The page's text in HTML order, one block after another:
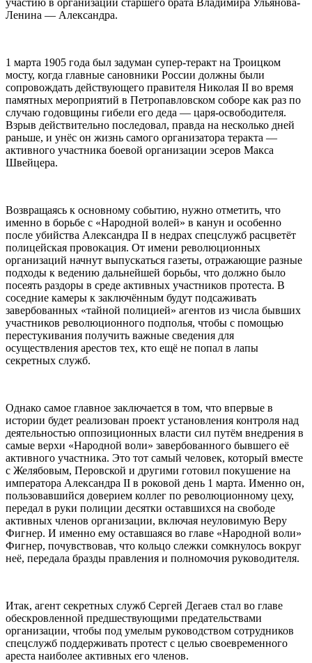
Ленина — Александра.
1 марта 1905 года был задуман супер-теракт на Троицком
мосту, когда главные сановники России должны были
сопровождать действующего правителя Николая II во время
памятных мероприятий в Петропавловском соборе как раз по
случаю годовщины гибели его деда — царя-освободителя.
Взрыв действительно последовал, правда на несколько дней
раньше, и унёс он жизнь самого организатора теракта —
активного участника боевой организации эсеров Макса
Швейцера.
Возвращаясь к основному событию, нужно отметить, что
именно в борьбе с «Народной волей» в канун и особенно
после убийства Александра II в недрах спецслужб расцветёт
полицейская провокация. От имени революционных
организаций начнут выпускаться газеты, отражающие разные
подходы к ведению дальнейшей борьбы, что должно было
посеять раздоры в среде активных участников протеста. В
соседние камеры к заключённым будут подсаживать
завербованных «тайной полицией» агентов из числа бывших
участников революционного подполья, чтобы с помощью
перестукивания получить важные сведения для
осуществления арестов тех, кто ещё не попал в лапы
секретных служб.
Однако самое главное заключается в том, что впервые в
истории будет реализован проект установления контроля над
деятельностью оппозиционных власти сил путём внедрения в
самые верхи «Народной воли» завербованного бывшего её
активного участника. Это тот самый человек, который вместе
с Желябовым, Перовской и другими готовил покушение на
императора Александра II в роковой день 1 марта. Именно он,
пользовавшийся доверием коллег по революционному цеху,
передал в руки полиции десятки оставшихся на свободе
активных членов организации, включая неуловимую Веру
Фигнер. И именно ему оставшаяся во главе «Народной воли»
Фигнер, почувствовав, что кольцо слежки сомкнулось вокруг
неё, передала бразды правления и полномочия руководителя.
Итак, агент секретных служб Сергей Дегаев стал во главе
обескровленной предшествующими предательствами
организации, чтобы под умелым руководством сотрудников
спецслужб поддерживать протест с целью своевременного
ареста наиболее активных его членов.